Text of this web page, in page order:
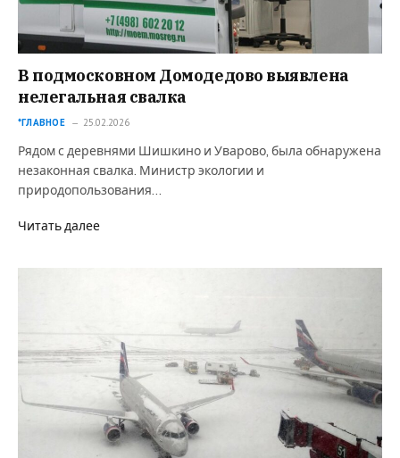
В подмосковном Домодедово выявлена
нелегальная свалка
*ГЛАВНОЕ 25.02.2026
Рядом с деревнями Шишкино и Уварово, была обнаружена
незаконная свалка. Министр экологии и
природопользования…
Читать далее